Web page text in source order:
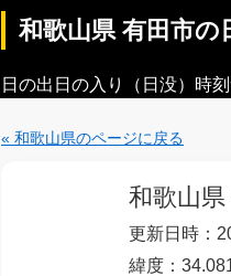
和歌山県 有田市
日の出日の入り（日没）時
« 和歌山県のページに戻る
和歌山
更新日時：
緯度：